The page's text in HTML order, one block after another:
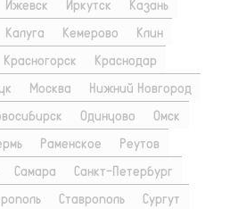
Ижевск Иркутск
Казань
Калуга Кемерово
Клин
Красногорск
Краснодар
Москва
Нижний Новгород
Одинцово
Омск
Раменское
Реутов
Самара
Санкт-Петербург
Ставрополь
Сургут